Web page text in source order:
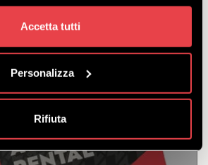
Accetta tutti
Personalizza
Rifiuta
aby zapewnić ci w pełni
jazdę po świeżym śniegu.
z€16.00